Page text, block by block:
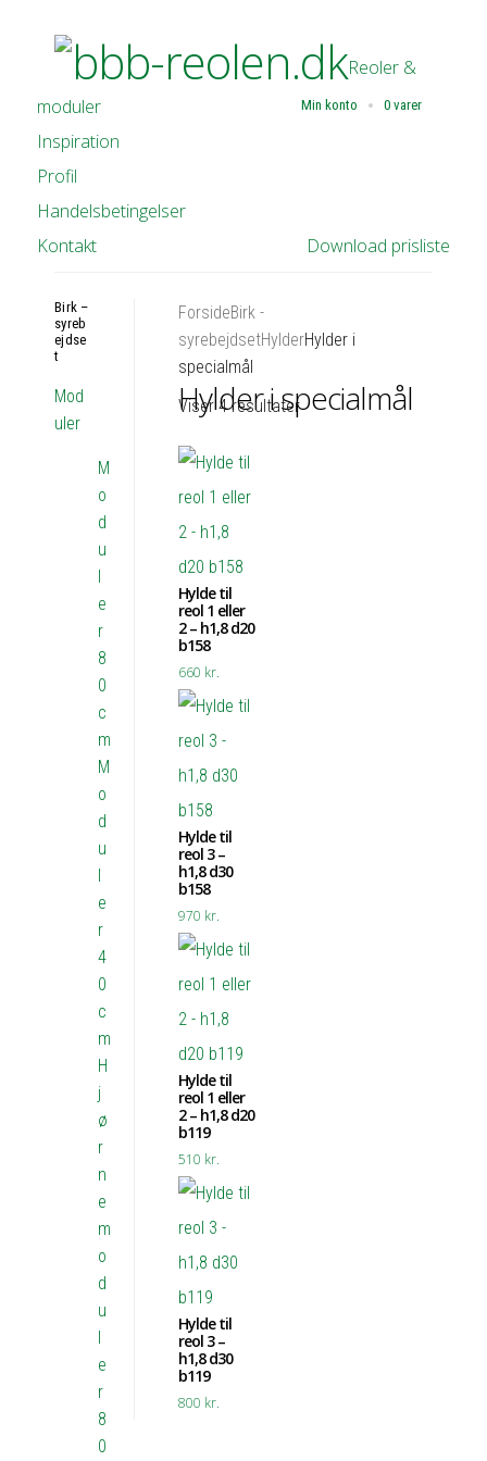
Min konto 0 varer
Reoler &
moduler
Inspiration
Profil
Handelsbetingelser
Download prisliste
Kontakt
ForsideBirk -
syrebejdsetHylderHylder i
specialmål
Hylder i specialmål
Viser 4 resultater
Hylde til
reol 1 eller
2 – h1,8 d20
b158
660 kr.
Hylde til
reol 3 –
h1,8 d30
b158
970 kr.
Hylde til
reol 1 eller
2 – h1,8 d20
b119
510 kr.
Hylde til
reol 3 –
h1,8 d30
b119
800 kr.
Birk –
syreb
ejdse
t
Mod
uler
M
o
d
u
l
e
r
8
0
c
m
M
o
d
u
l
e
r
4
0
c
m
H
j
ø
r
n
e
m
o
d
u
l
e
r
8
0